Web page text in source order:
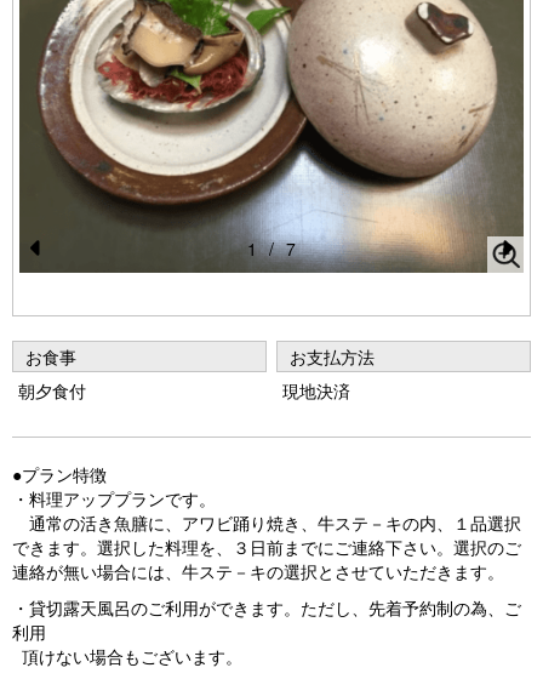
Pr
e
vi
o
s
N
e
xt
1 / 7
お食事
朝夕食付
お支払方法
現地決済
●プラン特徴
・料理アッププランです。
通常の活き魚膳に、アワビ踊り焼き、牛ステ－キの内、１品選択
できます。選択した料理を、３日前までにご連絡下さい。選択のご
連絡が無い場合には、牛ステ－キの選択とさせていただきます。
・貸切露天風呂のご利用ができます。ただし、先着予約制の為、ご
利用
頂けない場合もございます。